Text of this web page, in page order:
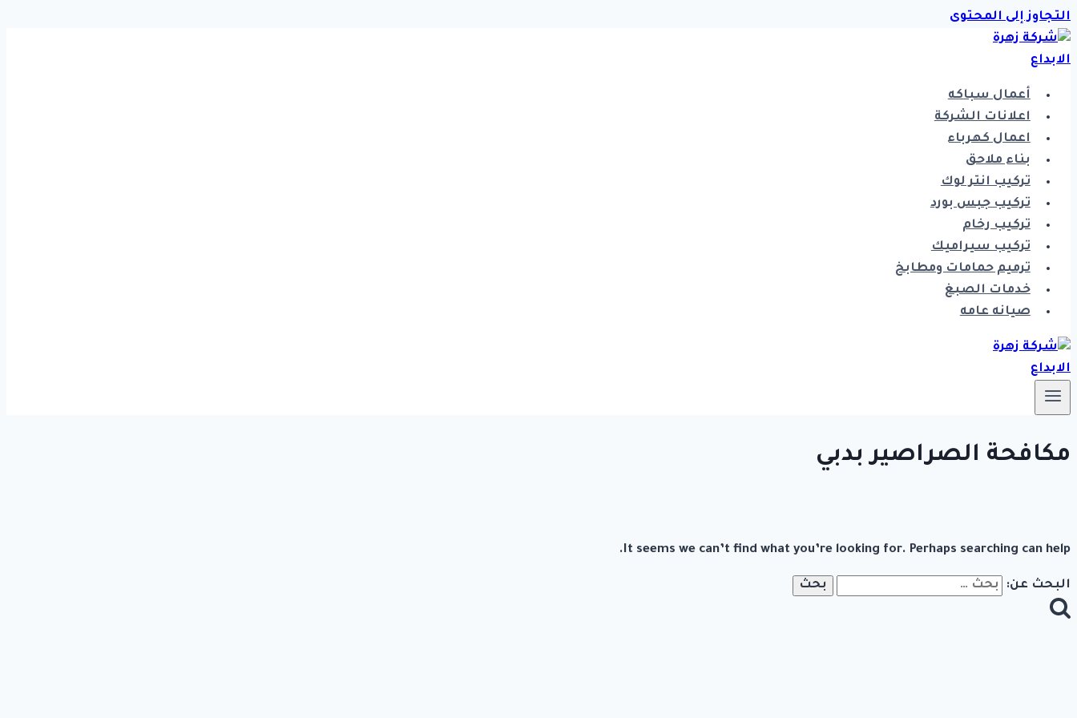
التجاوز إلى المحتوى
أعمال سباكه
اعلانات الشركة
اعمال كهرباء
بناء ملاحق
تركيب انتر لوك
تركيب جبس بورد
تركيب رخام
تركيب سيراميك
ترميم حمامات ومطابخ
خدمات الصبغ
صيانه عامه
مكافحة الصراصير بدبي
It seems we can’t find what you’re looking for. Perhaps searching can help.
البحث عن: